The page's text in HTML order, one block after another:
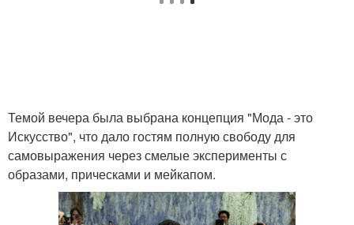
Темой вечера была выбрана концепция "Мода - это
Искусство", что дало гостям полную свободу для
самовыражения через смелые эксперименты с
образами, прическами и мейкапом.